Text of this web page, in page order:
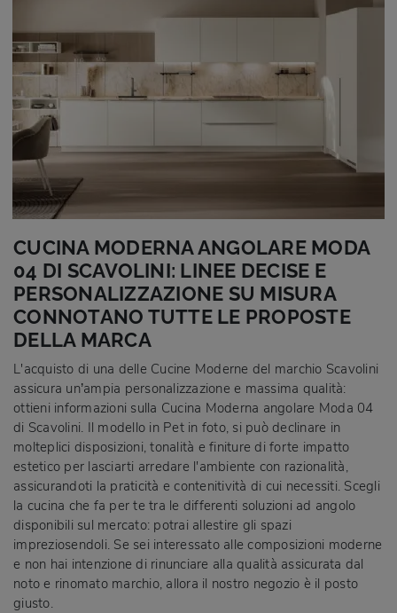
CUCINA MODERNA ANGOLARE MODA
04 DI SCAVOLINI: LINEE DECISE E
PERSONALIZZAZIONE SU MISURA
CONNOTANO TUTTE LE PROPOSTE
DELLA MARCA
L'acquisto di una delle Cucine Moderne del marchio Scavolini
assicura un’ampia personalizzazione e massima qualità:
ottieni informazioni sulla Cucina Moderna angolare Moda 04
di Scavolini. Il modello in Pet in foto, si può declinare in
molteplici disposizioni, tonalità e finiture di forte impatto
estetico per lasciarti arredare l'ambiente con razionalità,
assicurandoti la praticità e contenitività di cui necessiti. Scegli
la cucina che fa per te tra le differenti soluzioni ad angolo
disponibili sul mercato: potrai allestire gli spazi
impreziosendoli. Se sei interessato alle composizioni moderne
e non hai intenzione di rinunciare alla qualità assicurata dal
noto e rinomato marchio, allora il nostro negozio è il posto
giusto.